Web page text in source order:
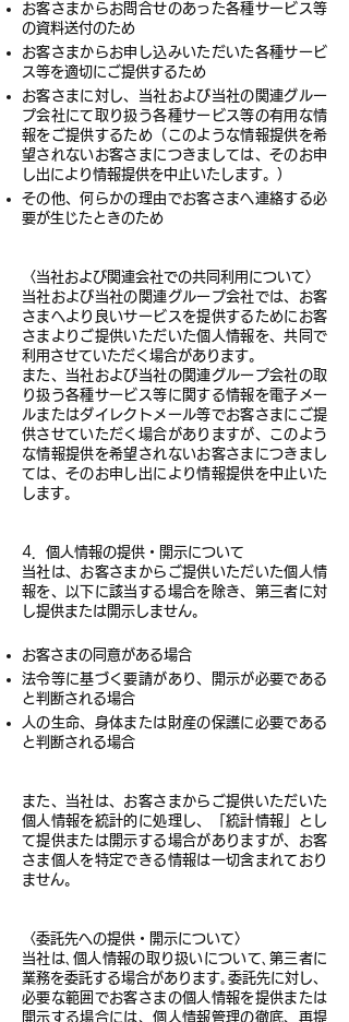
お客さまからお問合せのあった各種サービス等
の資料送付のため
お客さまからお申し込みいただいた各種サービ
ス等を適切にご提供するため
お客さまに対し、当社および当社の関連グルー
プ会社にて取り扱う各種サービス等の有用な情
報をご提供するため（このような情報提供を希
望されないお客さまにつきましては、そのお申
し出により情報提供を中止いたします。）
その他、何らかの理由でお客さまへ連絡する必
要が生じたときのため
〈当社および関連会社での共同利用について〉
当社および当社の関連グループ会社では、お客
さまへより良いサービスを提供するためにお客
さまよりご提供いただいた個人情報を、共同で
利用させていただく場合があります。
また、当社および当社の関連グループ会社の取
り扱う各種サービス等に関する情報を電子メー
ルまたはダイレクトメール等でお客さまにご提
供させていただく場合がありますが、このよう
な情報提供を希望されないお客さまにつきまし
ては、そのお申し出により情報提供を中止いた
します。
4．個人情報の提供・開示について
当社は、お客さまからご提供いただいた個人情
報を、以下に該当する場合を除き、第三者に対
し提供または開示しません。
お客さまの同意がある場合
法令等に基づく要請があり、開示が必要である
と判断される場合
人の生命、身体または財産の保護に必要である
と判断される場合
また、当社は、お客さまからご提供いただいた
個人情報を統計的に処理し、「統計情報」とし
て提供または開示する場合がありますが、お客
さま個人を特定できる情報は一切含まれており
ません。
〈委託先への提供・開示について〉
当社は､個人情報の取り扱いについて､第三者に
業務を委託する場合があります｡委託先に対し、
必要な範囲でお客さまの個人情報を提供または
開示する場合には、個人情報管理の徹底、再提